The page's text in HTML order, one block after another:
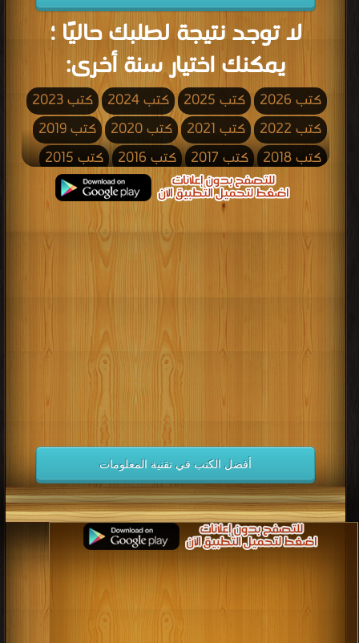
لا توجد نتيجة لطلبك حاليًا ؛
يمكنك اختيار سنة أخرى:
كتب 2026 كتب 2025 كتب 2024
كتب 2023
كتب 2022
كتب 2021 كتب 2020
كتب 2019
كتب 2018
كتب 2017 كتب 2016
كتب 2015
كتب 2013 كتب 2012
كتب 2011
كتب 2009 كتب 2008
كتب 2006
كتب 2005 كتب 2004
كتب 2003
كتب 2000
كتب 1992
كتب 1991
كتب 1990
كتب 1989 كتب 1988
كتب 1987
كتب 1984
كتب 1983
كتب 1980
كتب 1979
كتب 1978
كتب 1977 كتب 1976
كتب 1975
كتب 1974
كتب 1973 كتب 1972
كتب 1971
كتب 1970
كتب 1969 كتب 1968
كتب 1967
كتب 1966
كتب 1965 كتب 1964
كتب 1963
كتب 1962
كتب 1961 كتب 1960
كتب 1959
كتب 1957
كتب 1952
كتب 1951
أفضل الكتب في تقنية المعلومات